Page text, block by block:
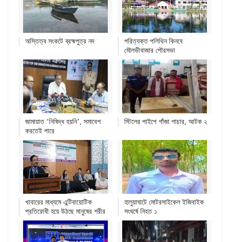
অস্তিত্ব সংকটে ব্রহ্মপুত্র নদ
পরিত্যক্ত পলিথিন কিনবে
মৌলভীবাজার পৌরসভা
জামায়াত ‘নিষিদ্ধ হয়নি’, সমাবেশ
করতেই পারে
স্টিলের পাইপে গাঁজা পাচার, আটক ২
খাবারের মাধ্যমে এন্টিবায়োটিক
প্রতিরোধী হয়ে উঠছে মানুষের শরীর
হালুয়াঘাটে মোটরসাইকেল ইজিবাইক
সংঘর্ষে নিহত ১